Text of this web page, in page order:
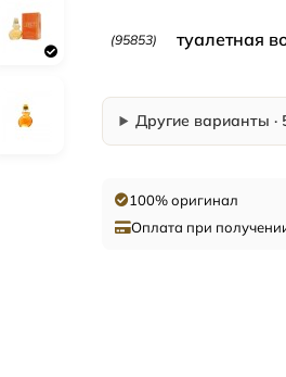
(95853) туалетная
Другие варианты ·
100% оригинал
Оплата при